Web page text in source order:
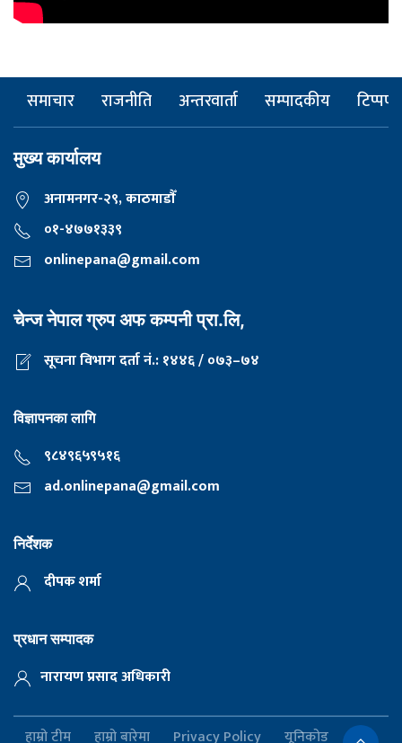
समाचार राजनीति अन्तरवार्ता सम्पादकीय टिप्पणी
मुख्य कार्यालय
अनामनगर-२९, काठमाडाैँ
०१-४७७१३३९
onlinepana@gmail.com
चेन्ज नेपाल ग्रुप अफ कम्पनी प्रा.लि,
सूचना विभाग दर्ता नं.: १४४६ / ०७३–७४
विज्ञापनका लागि
९८४९६५९५१६
ad.onlinepana@gmail.com
निर्देशक
दीपक शर्मा
प्रधान सम्पादक
नारायण प्रसाद अधिकारी
हाम्रो टीम हाम्रो बारेमा Privacy Policy यूनिकोड